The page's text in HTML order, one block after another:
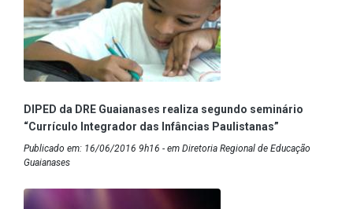
DIPED da DRE Guaianases realiza segundo seminário
“Currículo Integrador das Infâncias Paulistanas”
Publicado em: 16/06/2016 9h16 - em Diretoria Regional de Educação
Guaianases